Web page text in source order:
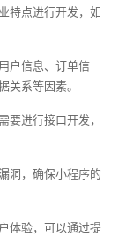
特点进行开发，如
户信息、订单信
关系等因素。
要进行接口开发，
洞，确保小程序的
体验，可以通过提